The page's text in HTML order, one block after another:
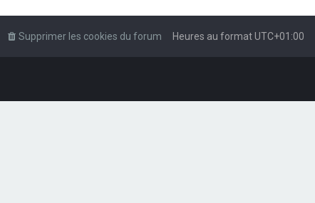
Heures au formatUTC+01:00
Supprimer les cookies du forum